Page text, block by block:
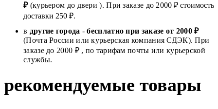
₽(курьером до двери ). При заказе до 2000 ₽ стоимость
доставки 250 ₽.
в другие города -бесплатно при заказе от 2000 ₽
(Почта России или курьерская компания СДЭК). При
заказе до 2000 ₽ , по тарифам почты или курьерской
службы.
рекомендуемые товары